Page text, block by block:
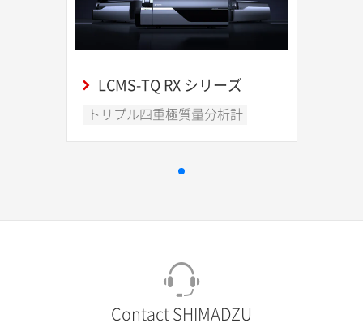
LCMS-TQ RX シリーズ
トリプル四重極質量分析計
Contact SHIMADZU